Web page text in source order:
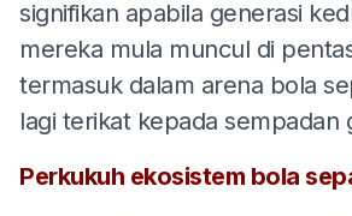
signifikan apabila generasi
mereka mula muncul di
termasuk dalam arena bola
lagi terikat kepada sempadan
Perkukuh ekosistem bola